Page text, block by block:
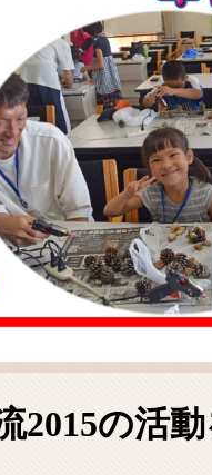
2015の活